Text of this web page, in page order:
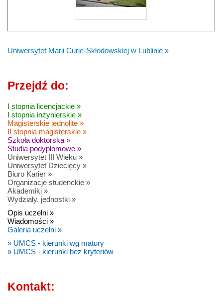
Uniwersytet Marii Curie-Skłodowskiej w Lublinie »
Przejdź do:
I stopnia licencjackie »
I stopnia inżynierskie »
Magisterskie jednolite »
II stopnia magisterskie »
Szkoła doktorska »
Studia podyplomowe »
Uniwersytet III Wieku »
Uniwersytet Dziecięcy »
Biuro Karier »
Organizacje studenckie »
Akademiki »
Wydziały, jednostki »
Opis uczelni »
Wiadomości »
Galeria uczelni »
» UMCS - kierunki wg matury
» UMCS - kierunki bez kryteriów
Kontakt: